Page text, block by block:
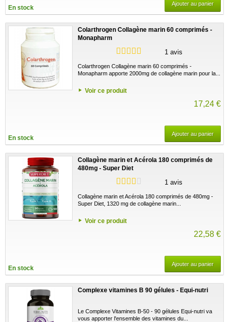
En stock
Ajouter au panier
Colarthrogen Collagène marin 60 comprimés -
Monapharm
1 avis
Colarthrogen Collagène marin 60 comprimés -
Monapharm apporte 2000mg de collagène marin pour la...
Voir ce produit
17,24 €
En stock
Ajouter au panier
Collagène marin et Acérola 180 comprimés de
480mg - Super Diet
1 avis
Collagène marin et Acérola 180 comprimés de 480mg -
Super Diet, 1320 mg de collagène marin...
Voir ce produit
22,58 €
En stock
Ajouter au panier
Complexe vitamines B 90 gélules - Equi-nutri
Le Complexe Vitamines B-50 - 90 gélules Equi-nutri va
vous apporter l'ensemble des vitamines du...